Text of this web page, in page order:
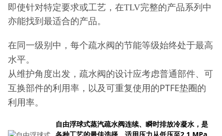
即使针对特定要求或工艺，在TLV完整的产品系列中
亦能找到最适合的产品。
在同一级别中，每个疏水阀的节能等级始终处于最高
水平。
从维护角度出发，疏水阀的设计应考虑普通部件、可
互换部件的利用率，以及可重复使用的PTFE垫圈的
利用率。
自由浮球式蒸汽疏水阀连续、瞬时排放冷凝水，是